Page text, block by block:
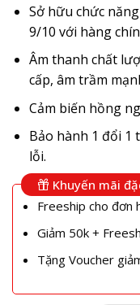
Sở hữu chức
9/10 với hàng
Âm thanh chất
cấp, âm trầm
Cảm biến hồng
Bảo hành 1 đổi 1
lỗi.
Khuyến mãi
Freeship cho đơn
Giảm 50k +
Tặng Voucher